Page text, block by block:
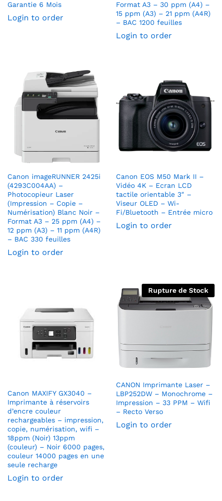
Garantie 6 Mois
Login to order
Format A3 – 30 ppm (A4) –
15 ppm (A3) – 21 ppm (A4R)
– BAC 1200 feuilles
Login to order
Canon imageRUNNER 2425i
(4293C004AA) –
Photocopieur Laser
(Impression – Copie –
Numérisation) Blanc Noir –
Format A3 – 25 ppm (A4) –
12 ppm (A3) – 11 ppm (A4R)
– BAC 330 feuilles
Login to order
Canon EOS M50 Mark II –
Vidéo 4K – Ecran LCD
tactile orientable 3″ –
Viseur OLED – Wi-
Fi/Bluetooth – Entrée micro
Login to order
Canon MAXIFY GX3040 –
Imprimante à réservoirs
d’encre couleur
rechargeables – impression,
copie, numérisation, wifi –
18ppm (Noir) 13ppm
(couleur) – Noir 6000 pages,
couleur 14000 pages en une
seule recharge
Login to order
Rupture de Stock
CANON Imprimante Laser –
LBP252DW – Monochrome –
Impression – 33 PPM – Wifi
– Recto Verso
Login to order